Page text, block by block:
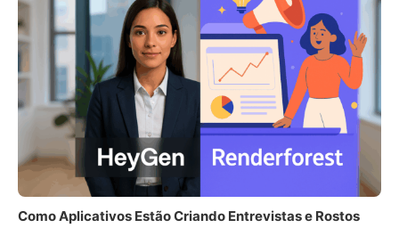
Como Aplicativos Estão Criando Entrevistas e Rostos